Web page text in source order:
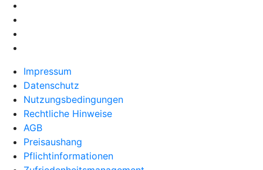
Impressum
Datenschutz
Nutzungsbedingungen
Rechtliche Hinweise
AGB
Preisaushang
Pflichtinformationen